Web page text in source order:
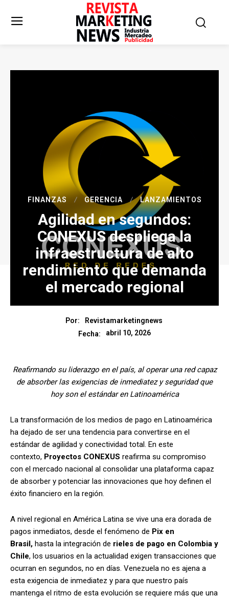
FINANZAS GERENCIA LANZAMIENTOS
Agilidad en segundos:
CONEXUS despliega la
infraestructura de alto
rendimiento que demanda
el mercado regional
Por:
Revistamarketingnews
Fecha:
abril 10, 2026
Reafirmando su liderazgo en el país, al operar una red capaz
de absorber las exigencias de inmediatez y seguridad que
hoy son el estándar en Latinoamérica
La transformación de los medios de pago en Latinoamérica
ha dejado de ser una tendencia para convertirse en el
estándar de agilidad y conectividad total. En este
contexto, Proyectos CONEXUS reafirma su compromiso
con el mercado nacional al consolidar una plataforma capaz
de absorber y potenciar las innovaciones que hoy definen el
éxito financiero en la región.
A nivel regional en América Latina se vive una era dorada de
pagos inmediatos, desde el fenómeno de Pix en
Brasil, hasta la integración de rieles de pago en Colombia y
Chile, los usuarios en la actualidad exigen transacciones que
ocurran en segundos, no en días. Venezuela no es ajena a
esta exigencia de inmediatez y para que nuestro país
mantenga el ritmo de esta evolución se requiere más que una